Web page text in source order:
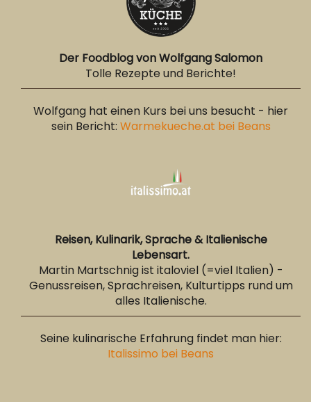
Der Foodblog von Wolfgang Salomon
Tolle Rezepte und Berichte!
Wolfgang hat einen Kurs bei uns besucht - hier
sein Bericht: Warmekueche.at bei Beans
Reisen, Kulinarik, Sprache & Italienische
Lebensart.
Martin Martschnig ist italoviel (=viel Italien) -
Genussreisen, Sprachreisen, Kulturtipps rund um
alles Italienische.
Seine kulinarische Erfahrung findet man hier:
Italissimo bei Beans